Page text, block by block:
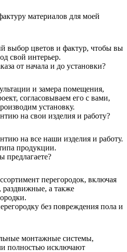
материалов для моей
выбор цветов и фактур, чтобы вы
свой интерьер.
от начала и до установки?
и замера помещения,
согласовываем его с вами,
установку.
на свои изделия и работу?
на все наши изделия и работу.
продукции.
предлагаете?
перегородок, включая
а также
без повреждения пола и
монтажные системы,
полностью исключают